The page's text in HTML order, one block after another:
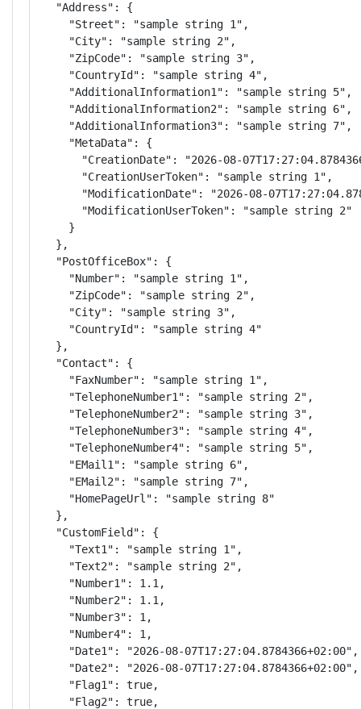
  "Address": {
    "Street": "sample string 1",
    "City": "sample string 2",
    "ZipCode": "sample string 3",
    "CountryId": "sample string 4",
    "AdditionalInformation1": "sample string 5",
    "AdditionalInformation2": "sample string 6",
    "AdditionalInformation3": "sample string 7",
    "MetaData": {
"CreationDate": "2026-08-
      "CreationUserToken": "sample string 1",
"ModificationDate": "2026-08-
      "ModificationUserToken": "sample string 2"
    }
  },
  "PostOfficeBox": {
    "Number": "sample string 1",
    "ZipCode": "sample string 2",
    "City": "sample string 3",
    "CountryId": "sample string 4"
  },
  "Contact": {
    "FaxNumber": "sample string 1",
    "TelephoneNumber1": "sample string 2",
    "TelephoneNumber2": "sample string 3",
    "TelephoneNumber3": "sample string 4",
    "TelephoneNumber4": "sample string 5",
    "EMail1": "sample string 6",
    "EMail2": "sample string 7",
    "HomePageUrl": "sample string 8"
  },
  "CustomField": {
    "Text1": "sample string 1",
    "Text2": "sample string 2",
    "Number1": 1.1,
    "Number2": 1.1,
    "Number3": 1,
    "Number4": 1,
    "Date1": "2026-08-07T17:27:04.8784366+02:00",
    "Date2": "2026-08-07T17:27:04.8784366+02:00",
    "Flag1": true,
    "Flag2": true,